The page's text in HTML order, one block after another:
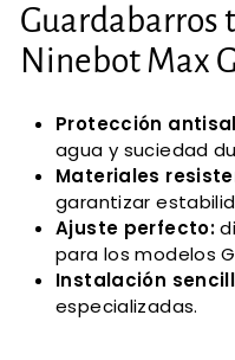
Guardabarros
Ninebot Max
Protección
agua y suciedad
Materiales
garantizar
Ajuste perfecto:
para los modelos
Instalación
especializadas.